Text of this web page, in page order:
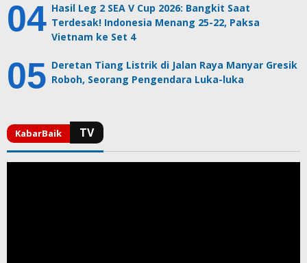
Hasil Leg 2 SEA V Cup 2026: Bangkit Saat
Terdesak! Indonesia Menang 25-22, Paksa
Vietnam ke Set 4
Deretan Tiang Listrik di Jalan Raya Manyar Gresik
Roboh, Seorang Pengendara Luka-luka